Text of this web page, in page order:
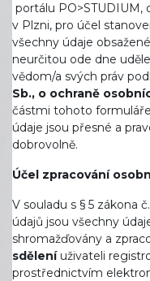
portálu PO>STUDIUM,
v Plzni, pro účel
všechny údaje
neurčitou ode dne
vědom/a svých práv
Sb., o ochraně
částmi tohoto
údaje jsou přesné a
dobrovolně.
Účel zpracování
V souladu s § 5 zákona
údajů jsou všechny
shromažďovány a
sděleníuživateli
prostřednictvím